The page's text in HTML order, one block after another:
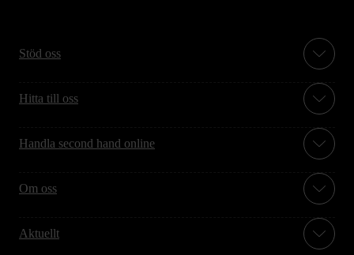
Stöd oss
Hitta till oss
Handla second hand online
Om oss
Aktuellt